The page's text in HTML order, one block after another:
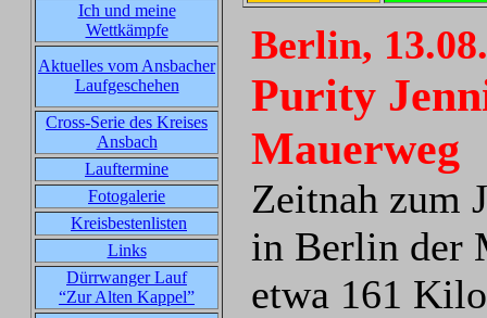
Ich und meine
Wettkämpfe
Aktuelles vom Ansbacher
Laufgeschehen
Cross-Serie des Kreises
Ansbach
Lauftermine
Fotogalerie
Kreisbestenlisten
Links
Dürrwanger Lauf
“Zur Alten Kappel”
Berlin,
Purity
Mauerweg
Zeitnah zum
in Berlin der
etwa 161